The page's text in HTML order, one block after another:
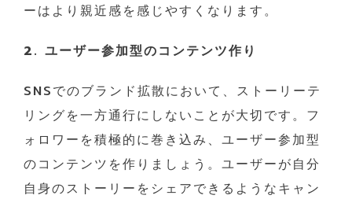
ーはより親近感を感じやすくなります。
2. ユーザー参加型のコンテンツ作り
SNSでのブランド拡散において、ストーリーテ
リングを一方通行にしないことが大切です。フ
ォロワーを積極的に巻き込み、ユーザー参加型
のコンテンツを作りましょう。ユーザーが自分
自身のストーリーをシェアできるようなキャン